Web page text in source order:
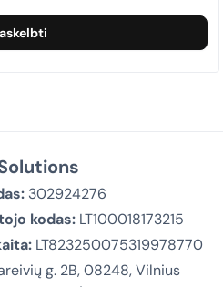
302924276
kodas: LT100018173215
LT823250075319978770
g. 2B, 08248, Vilnius